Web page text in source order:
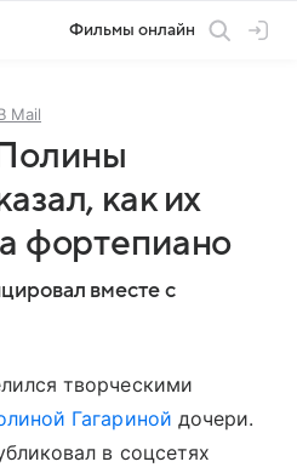
Фильмы онлайн
Mail
как их
фортепиано
вместе с
творческими
Гагариной дочери.
в соцсетях